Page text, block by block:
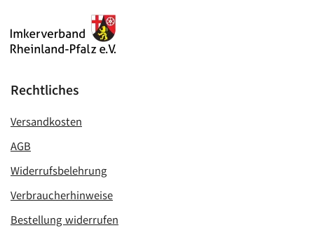
Rechtliches
Versandkosten
AGB
Widerrufsbelehrung
Verbraucherhinweise
Bestellung widerrufen